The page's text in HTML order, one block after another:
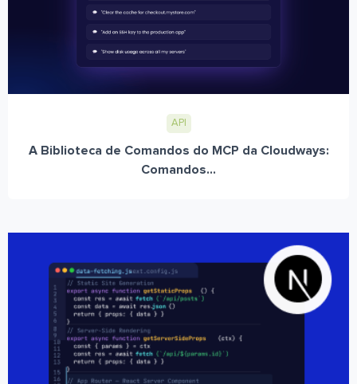
API
A Biblioteca de Comandos do MCP da Cloudways:
Comandos...